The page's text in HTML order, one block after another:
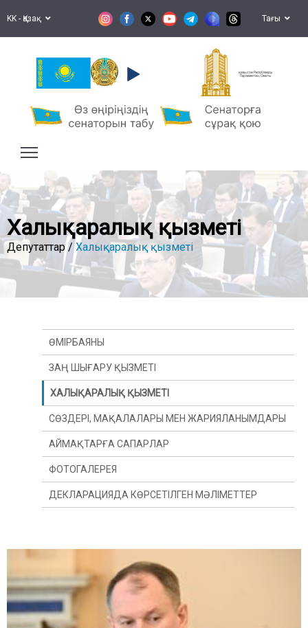
KK - Қазақ Тағы
Қазақстан Республикасы
Парламентінің Сенаты
Халықаралық қызметі
Депутаттар /Халықаралық қызметі
ӨМІРБАЯНЫ
ЗАҢ ШЫҒАРУ ҚЫЗМЕТІ
ХАЛЫҚАРАЛЫҚ ҚЫЗМЕТІ
СӨЗДЕРІ, МАҚАЛАЛАРЫ МЕН ЖАРИЯЛАНЫМДАРЫ
АЙМАҚТАРҒА САПАРЛАР
ФОТОГАЛЕРЕЯ
ДЕКЛАРАЦИЯДА КӨРСЕТІЛГЕН МӘЛІМЕТТЕР